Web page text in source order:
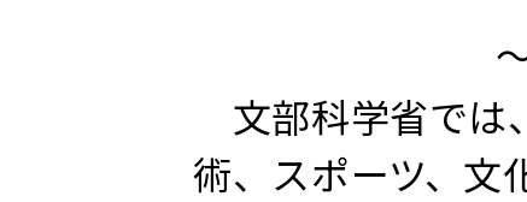
文部科学省では
術、スポーツ、文